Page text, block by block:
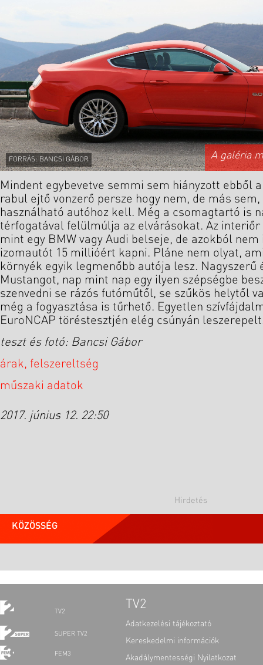
FORRÁS: BANCSI GÁBOR A galéria
Mindent egybevetve semmi sem hiányzott ebből
rabul ejtő vonzerő persze hogy nem, de más
használható autóhoz kell. Még a csomagtartó is
térfogatával felülmúlja az elvárásokat. Az interiőr
mint egy BMW vagy Audi belseje, de azokból
izomautót 15 millióért kapni. Pláne nem olyat,
környék egyik legmenőbb autója lesz. Nagyszerű
Mustangot, nap mint nap egy ilyen szépségbe
szenvedni se rázós futóműtől, se szűkös helytől
még a fogyasztása is tűrhető. Egyetlen
EuroNCAP töréstesztjén elég csúnyán
teszt és fotó: Bancsi Gábor
árak, felszereltség
műszaki adatok
2017. június 12. 22:50
KÖZÖSSÉG
TV2
SUPER TV2
FEM3
TV2
Adatkezelési tájékoztató
Kereskedelmi információk
Akadálymentességi Nyilatkozat